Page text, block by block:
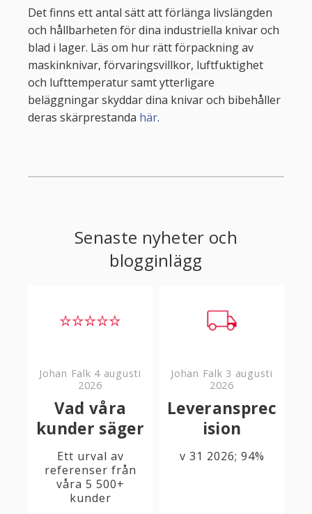
Det finns ett antal sätt att förlänga livslängden
och hållbarheten för dina industriella knivar och
blad i lager. Läs om hur rätt förpackning av
maskinknivar, förvaringsvillkor, luftfuktighet
och lufttemperatur samt ytterligare
beläggningar skyddar dina knivar och bibehåller
deras skärprestanda här.
Senaste nyheter och
blogginlägg
Johan Falk 4 augusti
2026
Vad våra
kunder säger
Ett urval av
referenser från
våra 5 500+
kunder
Johan Falk 3 augusti
2026
Leveransprec
ision
v 31 2026; 94%